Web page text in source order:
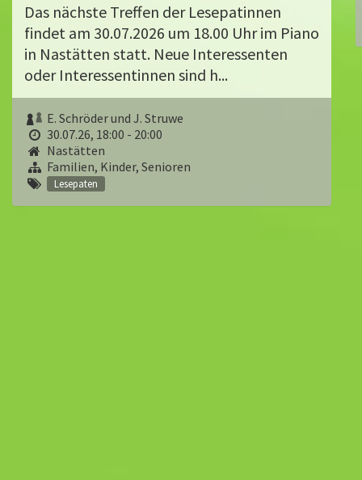
Das nächste Treffen der Lesepatinnen
findet am 30.07.2026 um 18.00 Uhr im Piano
in Nastätten statt. Neue Interessenten
oder Interessentinnen sind h...
E. Schröder und J. Struwe
30.07.26, 18:00 - 20:00
Nastätten
Familien, Kinder, Senioren
Lesepaten